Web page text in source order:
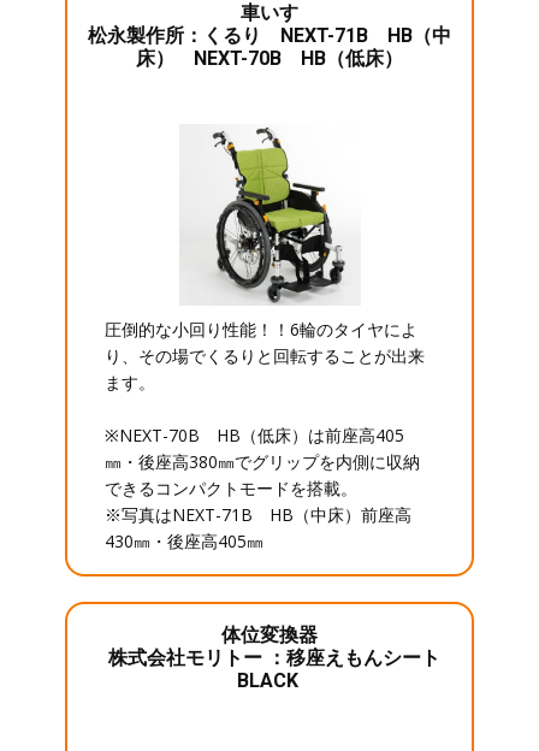
車いす
松永製作所：くるり NEXT-71B HB（中
床） NEXT-70B HB（低床）
圧倒的な小回り性能！！6輪のタイヤによ
り、その場でくるりと回転することが出来
ます。
※NEXT-70B HB（低床）は前座高405
㎜・後座高380㎜でグリップを内側に収納
できるコンパクトモードを搭載。
※写真はNEXT-71B HB（中床）前座高
430㎜・後座高405㎜
体位変換器
株式会社モリトー ：移座えもんシート
BLACK